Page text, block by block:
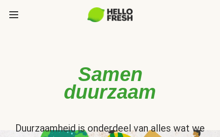
Samen
duurzaam
Duurzaamheid is onderdeel van alles wat we